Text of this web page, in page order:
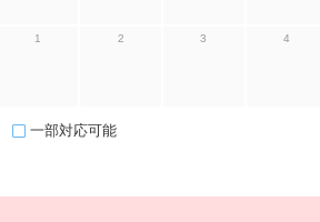
1 2 3 4
一部対応可能